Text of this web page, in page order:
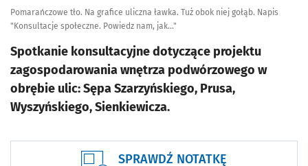
Pomarańczowe tło. Na grafice uliczna ławka. Tuż obok niej gołąb. Napis
"Konsultacje społeczne. Powiedz nam, jak..."
Spotkanie konsultacyjne dotyczące projektu
zagospodarowania wnętrza podwórzowego w
obrębie ulic: Sępa Szarzyńskiego, Prusa,
Wyszyńskiego, Sienkiewicza.
SPRAWDŹ NOTATKĘ